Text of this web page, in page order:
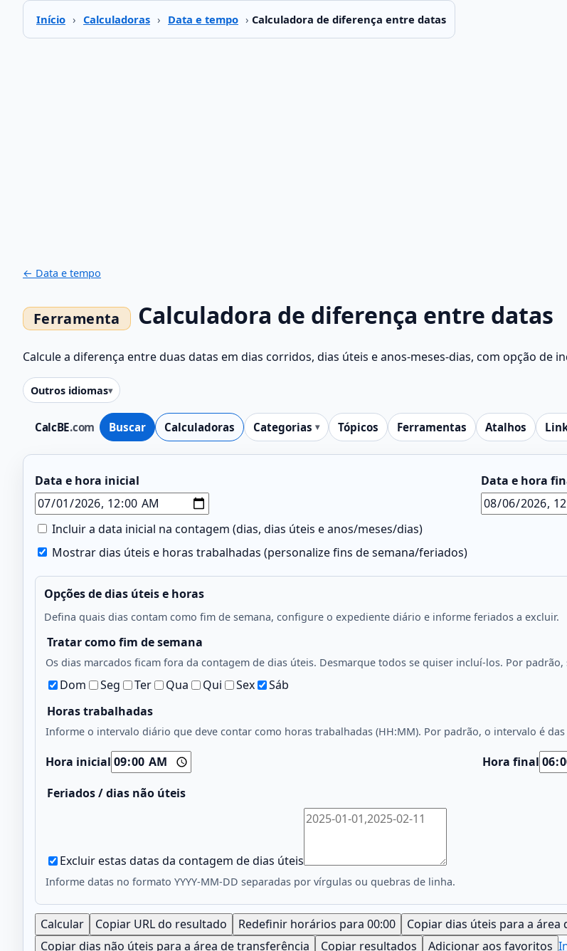
Início › Calculadoras › Data e tempo › Calculadora de diferença entre datas
CalcBE.com Buscar Calculadoras Categorias Tópicos Ferramentas Atalhos
← Data e tempo
Calculadora de diferença entre datas
Calcule a diferença entre duas datas em dias corridos, dias úteis e anos-meses-dias, com opção de
Outros idiomas
Data e hora inicial Data e hora
Incluir a data inicial na contagem (dias, dias úteis e anos/meses/dias)
Mostrar dias úteis e horas trabalhadas (personalize fins de semana/feriados)
Opções de dias úteis e horas
Defina quais dias contam como fim de semana, configure o expediente diário e informe feriados a excluir.
Tratar como fim de semana
Os dias marcados ficam fora da contagem de dias úteis. Desmarque todos se quiser incluí-los. Por
Dom Seg Ter Qua Qui Sex
Sáb
Horas trabalhadas
Informe o intervalo diário que deve contar como horas trabalhadas (HH:MM). Por padrão, o intervalo é das
Hora inicial
Hora final
Feriados / dias não úteis
Excluir estas datas da contagem de dias úteis
Informe datas no formato YYYY-MM-DD separadas por vírgulas ou quebras de linha.
Calcular Copiar URL do resultado Redefinir horários para 00:00
Copiar dias úteis para a área
Copiar dias não úteis para a área de transferência
Copiar resultados Adicionar aos favoritos